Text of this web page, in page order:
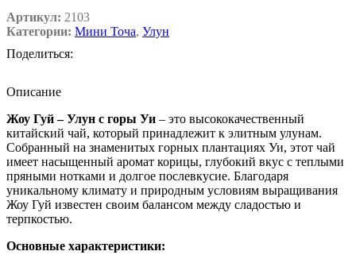
Артикул: 2103
Категории: Мини Точа, Улун
Поделиться:
Описание
Жоу Гуй – Улун с горы Уи – это высококачественный
китайский чай, который принадлежит к элитным улунам.
Собранный на знаменитых горных плантациях Уи, этот чай
имеет насыщенный аромат корицы, глубокий вкус с теплыми
пряными нотками и долгое послевкусие. Благодаря
уникальному климату и природным условиям выращивания
Жоу Гуй известен своим балансом между сладостью и
терпкостью.
Основные характеристики: